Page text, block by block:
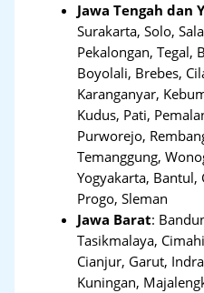
Jawa Tengah dan
Surakarta, Solo,
Pekalongan, Tegal,
Boyolali, Brebes,
Karanganyar,
Kudus, Pati,
Purworejo,
Temanggung,
Yogyakarta, Bantul,
Progo, Sleman
Jawa Barat:
Tasikmalaya,
Cianjur, Garut,
Kuningan,